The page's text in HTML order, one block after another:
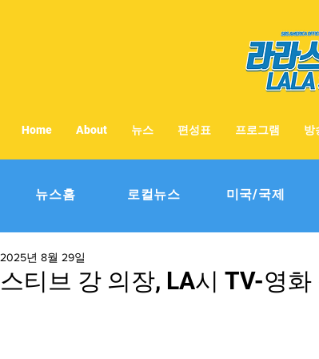
Home About 뉴스 편성표 프로그램 방
뉴스홈 로컬뉴스 미국/국제
스티브 강 의장, LA시 TV-영
2025년 8월 29일